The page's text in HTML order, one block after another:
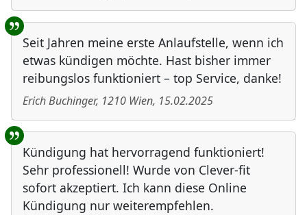
Seit Jahren meine erste Anlaufstelle, wenn ich
etwas kündigen möchte. Hast bisher immer
reibungslos funktioniert – top Service, danke!
Erich Buchinger, 1210 Wien, 15.02.2025
Kündigung hat hervorragend funktioniert!
Sehr professionell! Wurde von Clever-fit
sofort akzeptiert. Ich kann diese Online
Kündigung nur weiterempfehlen.